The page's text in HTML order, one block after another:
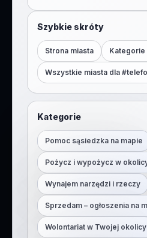
Szybkie skróty
Strona miasta Kategorie
Wszystkie miasta dla #
Kategorie
Pomoc sąsiedzka na mapie
Pożycz i wypożycz w
Wynajem narzędzi i rzeczy
Sprzedam – ogłoszenia na
Wolontariat w Twojej okolicy